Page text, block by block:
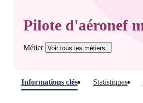
Pilote d'aéronef
Métier Voir tous les métiers
Informations clés Statistiques